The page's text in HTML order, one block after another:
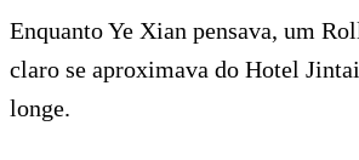
Enquanto Ye Xian pensava, um
claro se aproximava do Hotel
longe.